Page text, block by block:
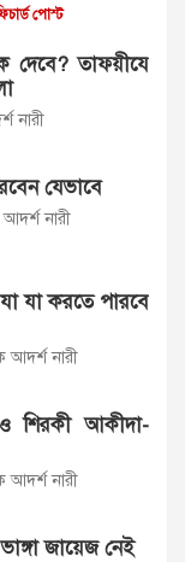
পোস্ট
দেবে? তাফয়ীযে
নারী
যেভাবে
নারী
যা যা করতে পারবে
আদর্শ নারী
শিরকী আকীদা-
আদর্শ নারী
জায়েজ নেই